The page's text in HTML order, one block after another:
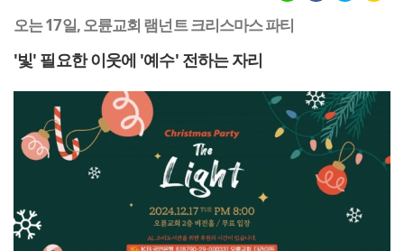
오는 17일, 오륜교회 램넌트 크리스마스 파티
'빛' 필요한 이웃에 '예수' 전하는 자리